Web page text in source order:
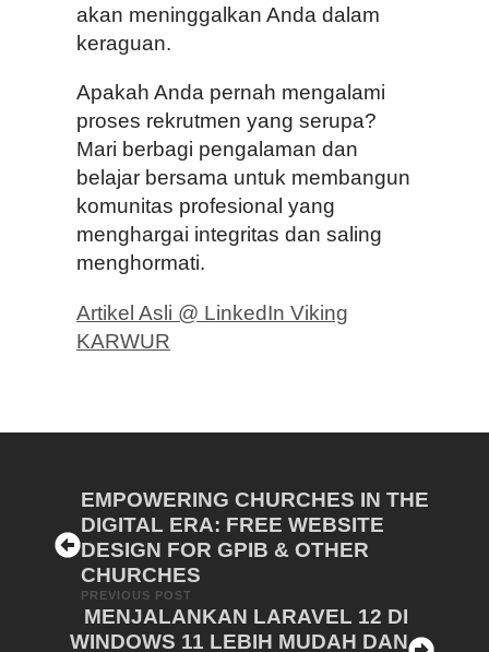
akan meninggalkan Anda dalam
keraguan.
Apakah Anda pernah mengalami
proses rekrutmen yang serupa?
Mari berbagi pengalaman dan
belajar bersama untuk membangun
komunitas profesional yang
menghargai integritas dan saling
menghormati.
Artikel Asli @ LinkedIn Viking
KARWUR
EMPOWERING CHURCHES IN THE
DIGITAL ERA: FREE WEBSITE
DESIGN FOR GPIB & OTHER
CHURCHES
PREVIOUS POST
MENJALANKAN LARAVEL 12 DI
WINDOWS 11 LEBIH MUDAH DAN